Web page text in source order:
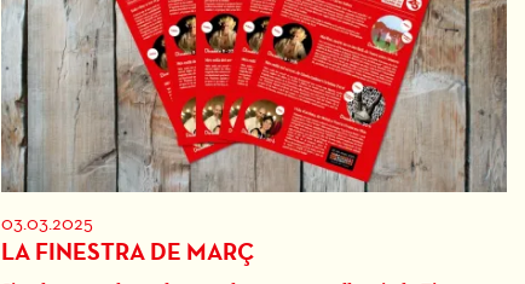
03.03.2025
LA FINESTRA DE MARÇ